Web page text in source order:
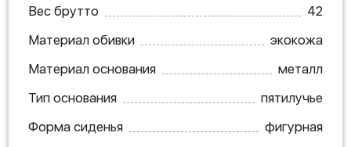
Вес брутто
42
Материал обивки
экокожа
Материал основания
металл
Тип основания
пятилучье
Форма сиденья
фигурная